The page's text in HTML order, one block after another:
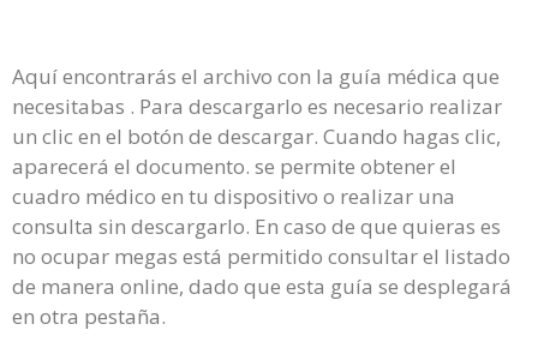
Aquí encontrarás el archivo con la guía médica que
necesitabas . Para descargarlo es necesario realizar
un clic en el botón de descargar. Cuando hagas clic,
aparecerá el documento. se permite obtener el
cuadro médico en tu dispositivo o realizar una
consulta sin descargarlo. En caso de que quieras es
no ocupar megas está permitido consultar el listado
de manera online, dado que esta guía se desplegará
en otra pestaña.